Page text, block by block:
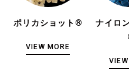
ポリカショット®
VIEW MORE
ナイロ